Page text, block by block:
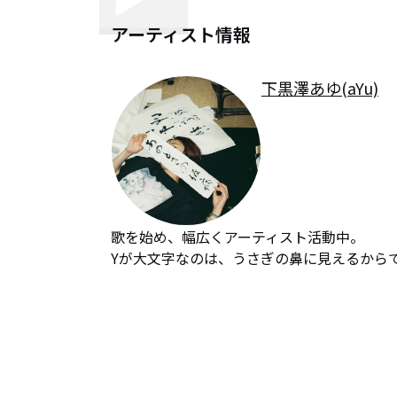
アーティスト情報
下黒澤あゆ(aYu)
歌を始め、幅広くアーティスト活動中。
Yが大文字なのは、うさぎの鼻に見えるから